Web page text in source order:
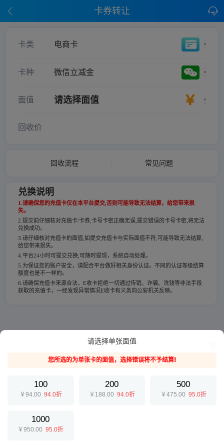
卡券转让
卡类 电商卡
卡种 微信立减金
面值 请选择面值
回收价
回收流程 常见问题
兑换说明
1.请确保您的充值卡仅在本平台提交,否则可能导致无法结算，给您带来损
失。
2.提交前仔细核对充值卡/卡券,卡号卡密正确无误,提交错误的卡号卡密,将无法
兑换成功。
3.请仔细核对充值卡的面值,如提交充值卡与实际面值不符,可能导致无法结算,
给您带来损失。
4.平台24小时可提交兑换,可随时提现，系统自动处理。
5.为保证您的账户安全，请配合平台做好相关身份认证。不同的认证等级结算
额度也是不一样的。
6.请确保充值卡来源合法，E收卡拒绝一切通过传销、诈骗、洗钱等非法手段
获取的充值卡，一经发现异常情况E收卡有义务向公安机关反映。
请选择单张面值
您所选的为单张卡的面值，选择错误将不予结算!
100
￥94.00 94.0折
200
￥188.00 94.0折
500
￥475.00 95.0折
1000
￥950.0095.0折